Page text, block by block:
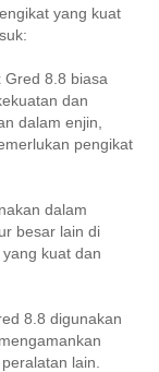
yang kuat
Gred 8.8 biasa
dan
dalam enjin,
pengikat
dalam
besar lain di
kuat dan
8.8 digunakan
lain.